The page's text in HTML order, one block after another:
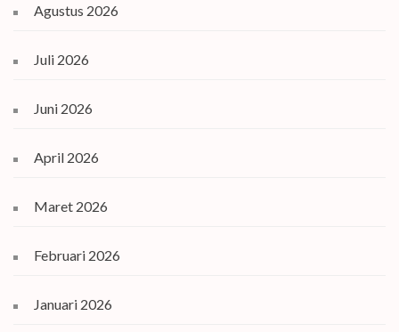
Agustus 2026
Juli 2026
Juni 2026
April 2026
Maret 2026
Februari 2026
Januari 2026